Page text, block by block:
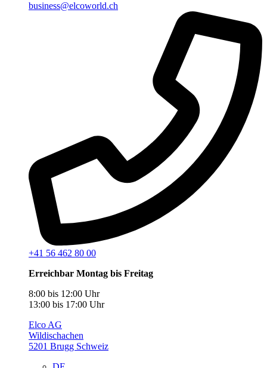
business@elcoworld.ch
+41 56 462 80 00
Erreichbar Montag bis Freitag
8:00 bis 12:00 Uhr
13:00 bis 17:00 Uhr
Elco AG
Wildischachen
5201 Brugg Schweiz